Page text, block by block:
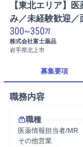
【東北エリア】
み／未経験歓迎／
300~350万
株式会社富士薬品
岩手県北上市
募集要項
職務内容
職種
医薬情報担当者/MR
その他営業